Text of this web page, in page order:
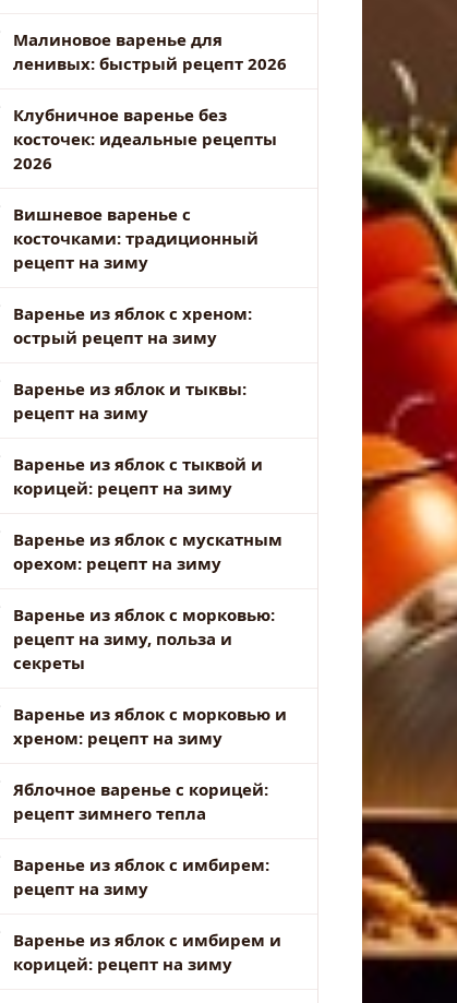
Малиновое варенье для
ленивых: быстрый рецепт 2026
Клубничное варенье без
косточек: идеальные рецепты
2026
Вишневое варенье с
косточками: традиционный
рецепт на зиму
Варенье из яблок с хреном:
острый рецепт на зиму
Варенье из яблок и тыквы:
рецепт на зиму
Варенье из яблок с тыквой и
корицей: рецепт на зиму
Варенье из яблок с мускатным
орехом: рецепт на зиму
Варенье из яблок с морковью:
рецепт на зиму, польза и
секреты
Варенье из яблок с морковью и
хреном: рецепт на зиму
Яблочное варенье с корицей:
рецепт зимнего тепла
Варенье из яблок с имбирем:
рецепт на зиму
Варенье из яблок с имбирем и
корицей: рецепт на зиму